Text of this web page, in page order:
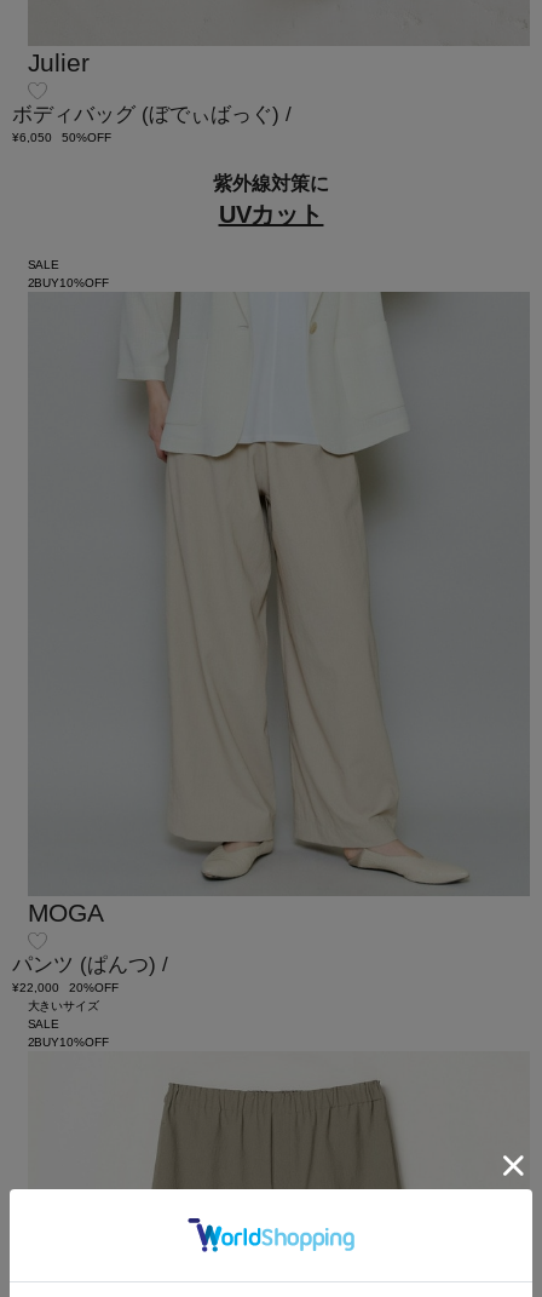
Julier
ボディバッグ (ぼでぃばっぐ) /
¥6,050 50%OFF
紫外線対策に
UVカット
SALE
2BUY10%OFF
MOGA
パンツ (ぱんつ) /
¥22,000
20%OFF
大きいサイズ
SALE
2BUY10%OFF